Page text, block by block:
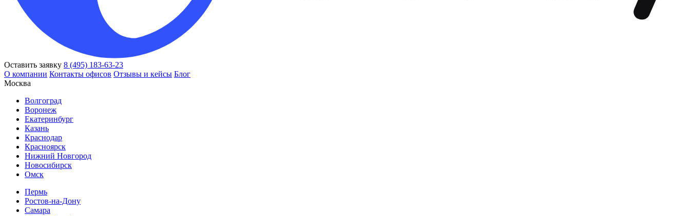
Оставить заявку 8 (495) 183-63-23
О компании Контакты офисов Отзывы и кейсы Блог
Москва
Волгоград
Воронеж
Екатеринбург
Казань
Краснодар
Красноярск
Нижний Новгород
Новосибирск
Омск
Пермь
Ростов-на-Дону
Самара